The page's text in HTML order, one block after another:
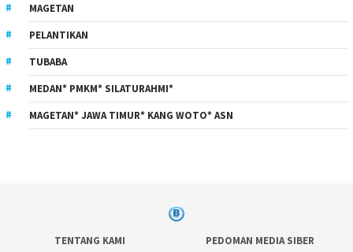
MAGETAN
PELANTIKAN
TUBABA
MEDAN* PMKM* SILATURAHMI*
MAGETAN* JAWA TIMUR* KANG WOTO* ASN
TENTANG KAMI PEDOMAN MEDIA SIBER